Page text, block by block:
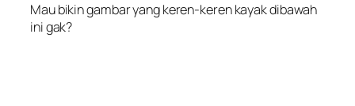
Mau bikin gambar yang keren-keren kayak dibawah
ini gak?